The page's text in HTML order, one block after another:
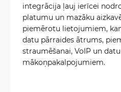
integrācija ļauj ierīcei
platumu un mazāku
piemērotu lietojumiem,
datu pārraides ātrums,
straumēšanai, VoIP un
mākoņpakalpojumiem.